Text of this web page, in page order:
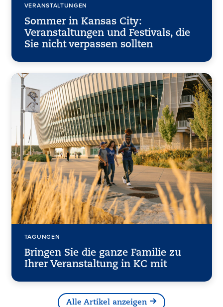
VERANSTALTUNGEN
Sommer in Kansas City:
Veranstaltungen und Festivals, die
Sie nicht verpassen sollten
TAGUNGEN
Bringen Sie die ganze Familie zu
Ihrer Veranstaltung in KC mit
Alle Artikel anzeigen